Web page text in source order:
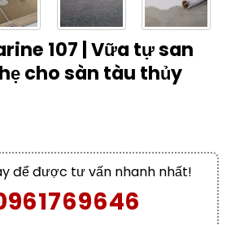
107 | Vữa tự san
cho sàn tàu thủy
để được tư vấn nhanh nhất!